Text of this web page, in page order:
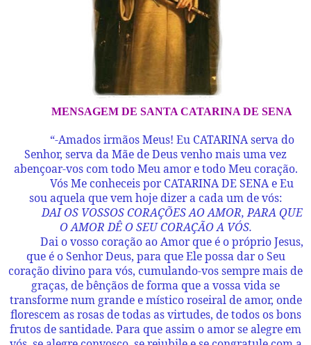
MENSAGEM DE SANTA CATARINA DE SENA
“-Amados irmãos Meus! Eu CATARINA serva do
Senhor, serva da Mãe de Deus venho mais uma vez
abençoar-vos com todo Meu amor e todo Meu coração.
Vós Me conheceis por CATARINA DE SENA e Eu
sou aquela que vem hoje dizer a cada um de vós:
DAI OS VOSSOS CORAÇÕES AO AMOR, PARA QUE
O AMOR DÊ O SEU CORAÇÃO A VÓS.
Dai o vosso coração ao Amor que é o próprio Jesus,
que é o Senhor Deus, para que Ele possa dar o Seu
coração divino para vós, cumulando-vos sempre mais de
graças, de bênçãos de forma que a vossa vida se
transforme num grande e místico roseiral de amor, onde
florescem as rosas de todas as virtudes, de todos os bons
frutos de santidade. Para que assim o amor se alegre em